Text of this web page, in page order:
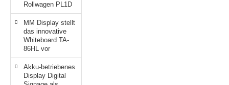
Rollwagen PL1D
MM Display stellt
das innovative
Whiteboard TA-
86HL vor
Akku-betriebenes
Display Digital